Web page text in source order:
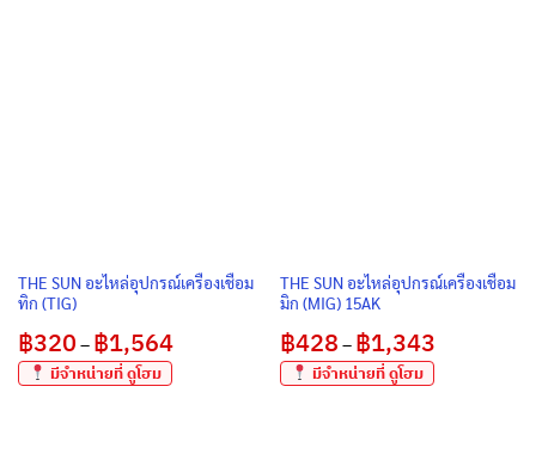
THE SUN อะไหล่อุปกรณ์เครื่องเชื่อม
ทิก (TIG)
฿320 – ฿1,564range:
฿320
through
มีจำหน่ายที่ ดูโฮม
THE SUN อะไหล่อุปกรณ์เครื่องเชื่อม
มิก (MIG) 15AK
฿428 – ฿1,343Price
range:
฿428
through
มีจำหน่ายที่ ดูโฮม